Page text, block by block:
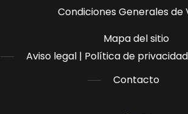
Condiciones Generales de
Mapa del sitio
Aviso legal | Política de privacidad
Contacto